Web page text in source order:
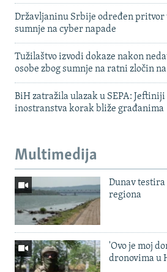
Državljaninu Srbije određen pritvor
sumnje na cyber napade
Tužilaštvo izvodi dokaze nakon
osobe zbog sumnje na ratni zločin
BiH zatražila ulazak u SEPA:
inostranstva korak bliže građanima
Multimedija
Dunav
regiona
'Ovo je moj
dronovima u